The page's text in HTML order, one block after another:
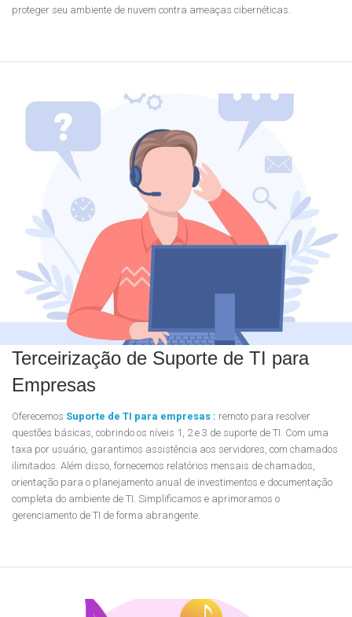
proteger seu ambiente de nuvem contra ameaças cibernéticas.
Terceirização de Suporte de TI para
Empresas
Oferecemos Suporte de TI para empresas : remoto para resolver
questões básicas, cobrindo os níveis 1, 2 e 3 de suporte de TI. Com uma
taxa por usuário, garantimos assistência aos servidores, com chamados
ilimitados. Além disso, fornecemos relatórios mensais de chamados,
orientação para o planejamento anual de investimentos e documentação
completa do ambiente de TI. Simplificamos e aprimoramos o
gerenciamento de TI de forma abrangente.